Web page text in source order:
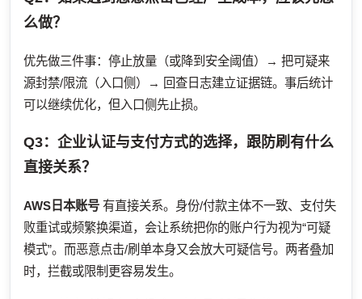
么做？
优先做三件事：停止放量（或降到安全阈值）→ 把可疑来
源封禁/限流（入口侧）→ 回查日志建立证据链。事后统计
可以继续优化，但入口侧先止损。
Q3：企业认证与支付方式的选择，跟防刷有什么
直接关系？
AWS日本账号 有直接关系。身份/付款主体不一致、支付失
败重试或频繁换渠道，会让系统把你的账户行为视为“可疑
模式”。而恶意点击/刷单本身又会放大可疑信号。两者叠加
时，拦截或限制更容易发生。